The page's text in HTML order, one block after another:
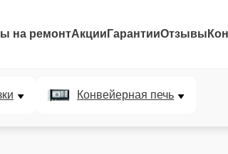
на ремонтАкции ГарантииОтзывы
Конвейерная печь